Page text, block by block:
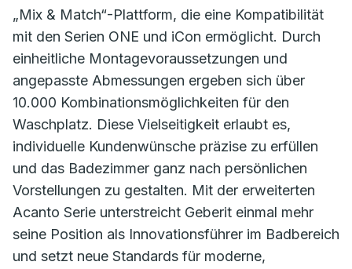
„Mix & Match“-Plattform, die eine Kompatibilität
mit den Serien ONE und iCon ermöglicht. Durch
einheitliche Montagevoraussetzungen und
angepasste Abmessungen ergeben sich über
10.000 Kombinationsmöglichkeiten für den
Waschplatz. Diese Vielseitigkeit erlaubt es,
individuelle Kundenwünsche präzise zu erfüllen
und das Badezimmer ganz nach persönlichen
Vorstellungen zu gestalten. Mit der erweiterten
Acanto Serie unterstreicht Geberit einmal mehr
seine Position als Innovationsführer im Badbereich
und setzt neue Standards für moderne,